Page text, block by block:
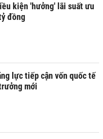
kiện 'hưởng' lãi suất ưu
đồng
lực tiếp cận vốn quốc tế
mới